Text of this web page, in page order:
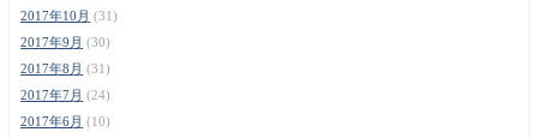
2017年10月 (31)
2017年9月 (30)
2017年8月 (31)
2017年7月 (24)
2017年6月 (10)